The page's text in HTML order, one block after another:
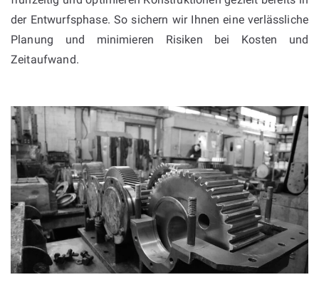
der Entwurfsphase. So sichern wir Ihnen eine verlässliche
Planung und minimieren Risiken bei Kosten und
Zeitaufwand.